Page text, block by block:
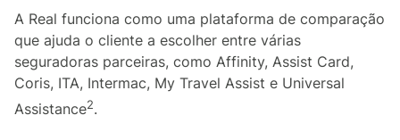
A Real funciona como uma plataforma de comparação
que ajuda o cliente a escolher entre várias
seguradoras parceiras, como Affinity, Assist Card,
Coris, ITA, Intermac, My Travel Assist e Universal
Assistance2.